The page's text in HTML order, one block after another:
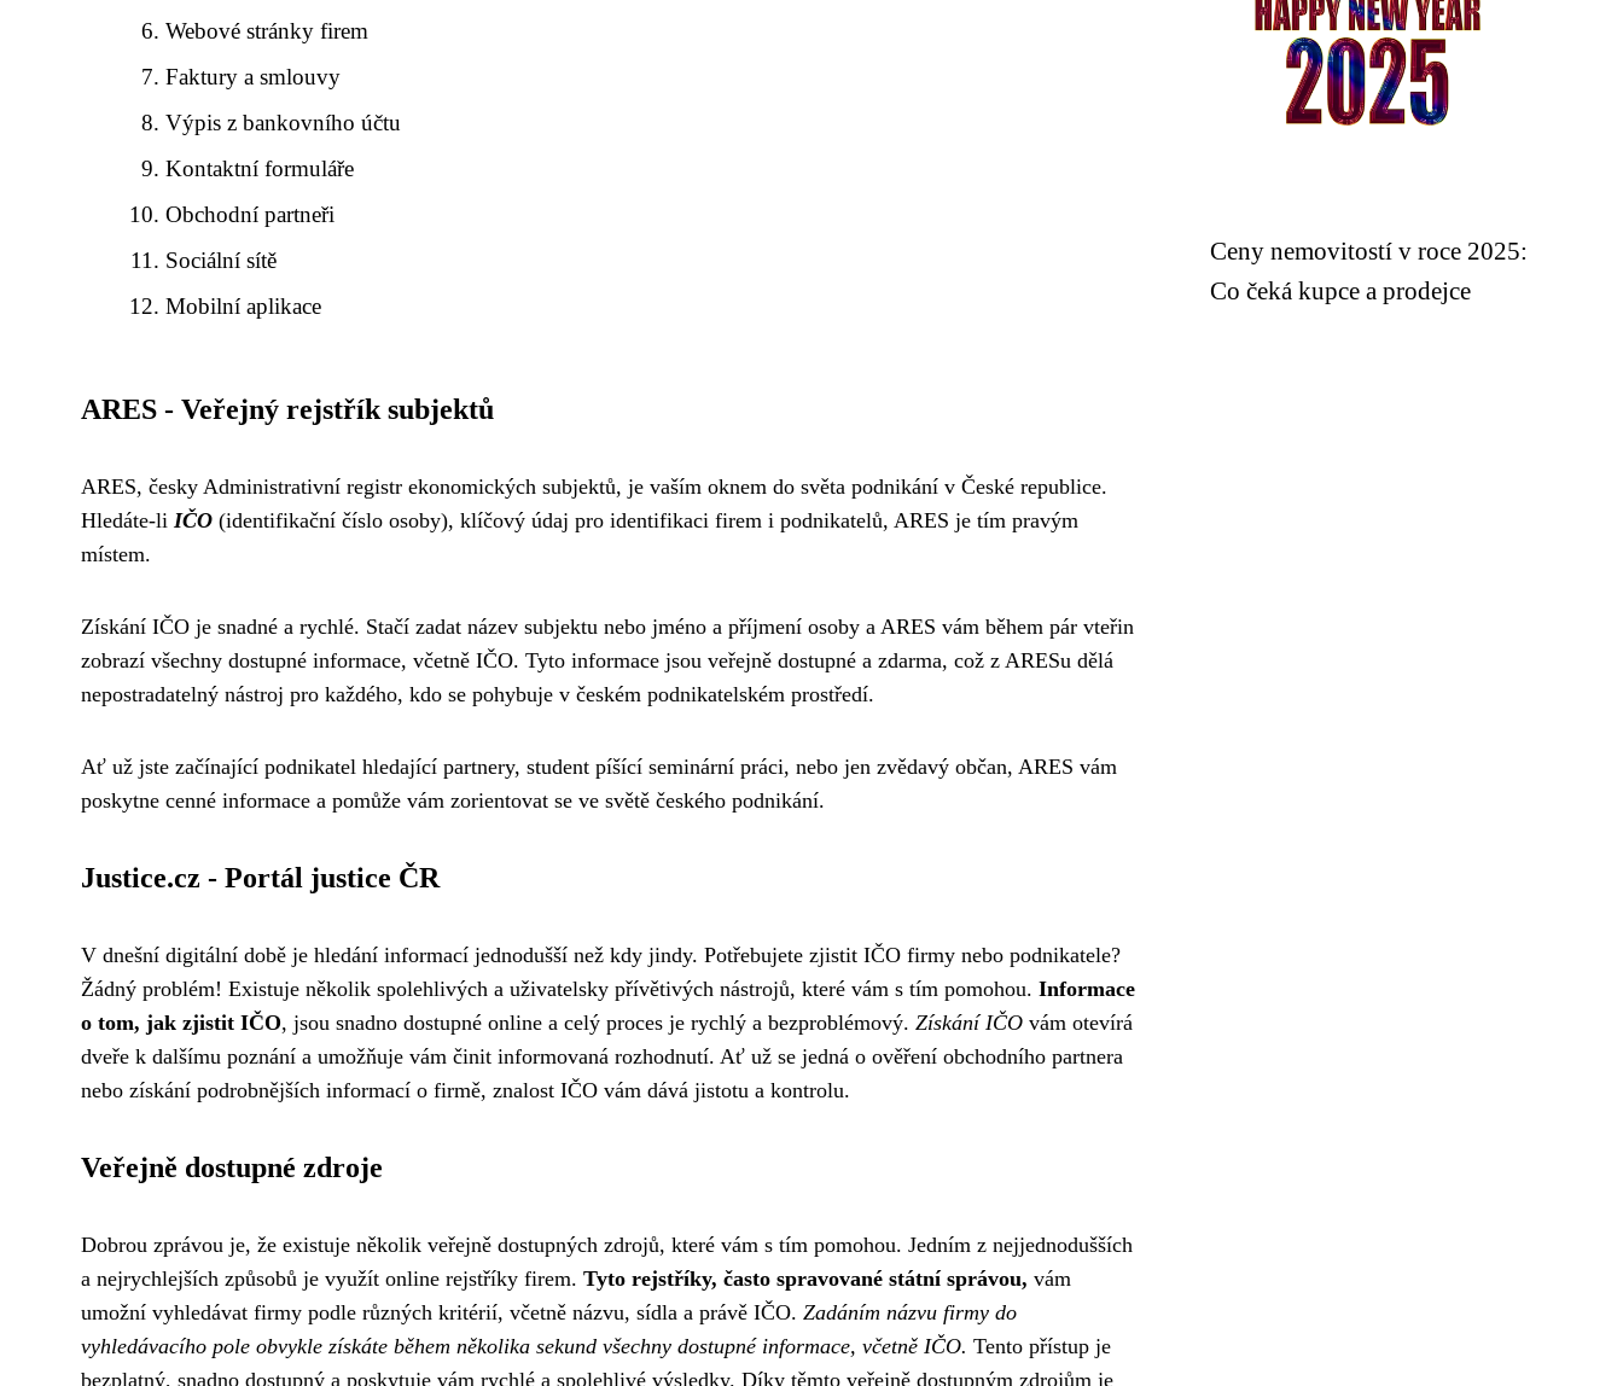
Webové stránky firem
Faktury a smlouvy
Výpis z bankovního účtu
Kontaktní formuláře
Obchodní partneři
Sociální sítě
Mobilní aplikace
ARES - Veřejný rejstřík subjektů
ARES, česky Administrativní registr ekonomických subjektů, je vaším oknem do světa podnikání v České republice.
Hledáte-li IČO (identifikační číslo osoby), klíčový údaj pro identifikaci firem i podnikatelů, ARES je tím pravým
místem.
Získání IČO je snadné a rychlé. Stačí zadat název subjektu nebo jméno a příjmení osoby a ARES vám během pár vteřin
zobrazí všechny dostupné informace, včetně IČO. Tyto informace jsou veřejně dostupné a zdarma, což z ARESu dělá
nepostradatelný nástroj pro každého, kdo se pohybuje v českém podnikatelském prostředí.
Ať už jste začínající podnikatel hledající partnery, student píšící seminární práci, nebo jen zvědavý občan, ARES vám
poskytne cenné informace a pomůže vám zorientovat se ve světě českého podnikání.
Justice.cz - Portál justice ČR
V dnešní digitální době je hledání informací jednodušší než kdy jindy. Potřebujete zjistit IČO firmy nebo podnikatele?
Žádný problém! Existuje několik spolehlivých a uživatelsky přívětivých nástrojů, které vám s tím pomohou. Informace
o tom, jak zjistit IČO, jsou snadno dostupné online a celý proces je rychlý a bezproblémový. Získání IČO vám otevírá
dveře k dalšímu poznání a umožňuje vám činit informovaná rozhodnutí. Ať už se jedná o ověření obchodního partnera
nebo získání podrobnějších informací o firmě, znalost IČO vám dává jistotu a kontrolu.
Veřejně dostupné zdroje
Dobrou zprávou je, že existuje několik veřejně dostupných zdrojů, které vám s tím pomohou. Jedním z nejjednodušších
a nejrychlejších způsobů je využít online rejstříky firem. Tyto rejstříky, často spravované státní správou, vám
umožní vyhledávat firmy podle různých kritérií, včetně názvu, sídla a právě IČO. Zadáním názvu firmy do
vyhledávacího pole obvykle získáte během několika sekund všechny dostupné informace, včetně IČO. Tento přístup je
bezplatný, snadno dostupný a poskytuje vám rychlé a spolehlivé výsledky. Díky těmto veřejně dostupným zdrojům je
Ceny nemovitostí v roce 2025:
Co čeká kupce a prodejce